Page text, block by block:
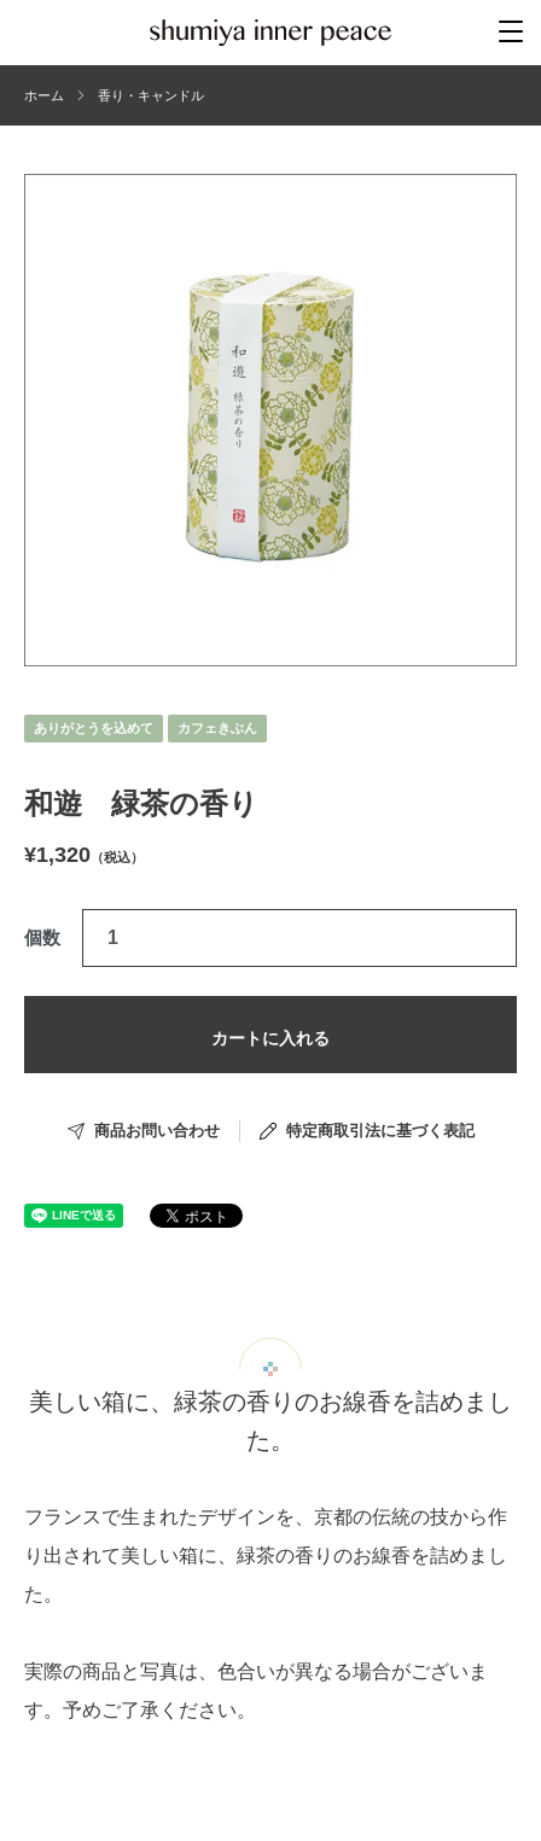
ホーム 香り・キャンドル
ありがとうを込めて カフェきぶん
和遊 緑茶の香り
¥1,320 （税込）
個数
カートに入れる
商品お問い合わせ 特定商取引法に基づく表記
美しい箱に、緑茶の香りのお線香を詰めまし
た。
フランスで生まれたデザインを、京都の伝統の技から作
り出されて美しい箱に、緑茶の香りのお線香を詰めまし
た。
実際の商品と写真は、色合いが異なる場合がございま
す。予めご了承ください。